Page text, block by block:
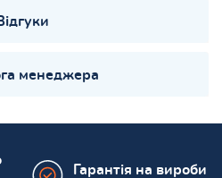
менеджера
Гарантія на вироби